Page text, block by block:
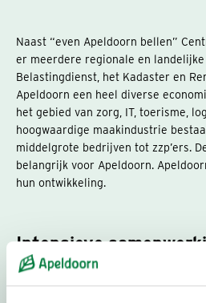
Naast “even Apeldoorn bellen”
er meerdere regionale en
Belastingdienst, het Kadaster en
Apeldoorn een heel diverse
het gebied van zorg, IT, toerisme,
hoogwaardige maakindustrie
middelgrote bedrijven tot zzp’ers.
belangrijk voor Apeldoorn.
hun ontwikkeling.
Intensieve
De organisatiegraad en